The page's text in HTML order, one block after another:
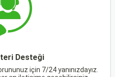
Desteği
için 7/24 yanınızdayız.